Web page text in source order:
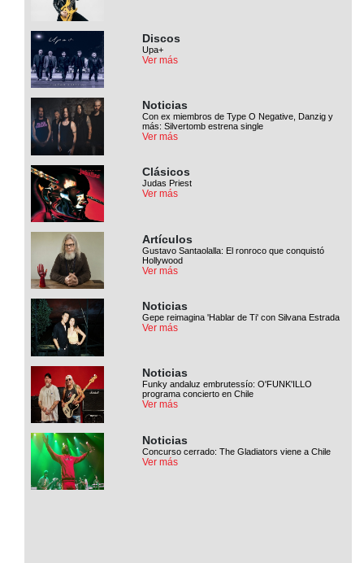
Discos
Upa+
Ver más
Noticias
Con ex miembros de Type O Negative, Danzig y
más: Silvertomb estrena single
Ver más
Clásicos
Judas Priest
Ver más
Artículos
Gustavo Santaolalla: El ronroco que conquistó
Hollywood
Ver más
Noticias
Gepe reimagina 'Hablar de Ti' con Silvana Estrada
Ver más
Noticias
Funky andaluz embrutessío: O'FUNK'ILLO
programa concierto en Chile
Ver más
Noticias
Concurso cerrado: The Gladiators viene a Chile
Ver más